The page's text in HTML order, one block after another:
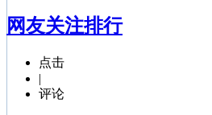
网友关注排行
点击
|
评论